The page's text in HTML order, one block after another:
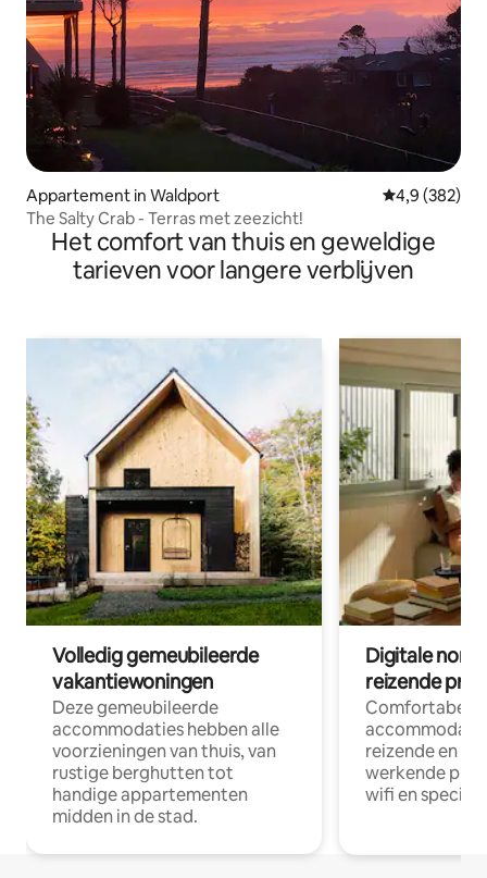
Appartement in Waldport Gemiddelde
4,9 (382)
The Salty Crab - Terras met zeezicht!
Het comfort van thuis en geweldige
tarieven voor langere verblijven
Volledig gemeubileerde
vakantiewoningen
Deze gemeubileerde
accommodaties hebben alle
voorzieningen van thuis, van
rustige berghutten tot
handige appartementen
midden in de stad.
Digitale
reizende
Comfortabele
reizende en
werkende
wifi en